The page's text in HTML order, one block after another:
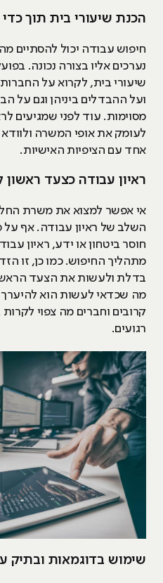
הכנת שיעורי בית תוך
חיפוש עבודה יכול להסתיים
נערכים אליו בצורה נכונה.
שיעורי בית, לקרוא על
ועל ההבדלים ביניהן וגם על
מסוימות. עוד לפני שמגיעים
לעומק את אופי המשרה
אחד עם הציפיות האישיות.
ראיון עבודה כצעד ראשון
אי אפשר למצוא את משרת
השלב של ראיון עבודה. אף על
חוסר ביטחון או ידע, ראיון
מתהליך החיפוש. כמו כן, זו
בדלת ולעשות את הצעד
מה שכדאי לעשות הוא להיערך
קרובים וחברים מה צפוי
רגועים.
שימוש בדוגמאות ובתיק